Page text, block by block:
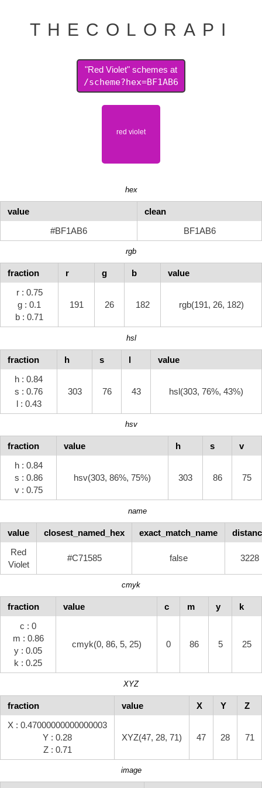
THECOLORAPI
"Red Violet" schemes at
/scheme?hex=BF1AB6
hex
value
clean
#BF1AB6
BF1AB6
rgb
fraction r g b
value
r : 0.75
g : 0.1
b : 0.71
191 26 182 rgb(191, 26, 182)
hsl
fraction h s l
value
h : 0.84
s : 0.76
l : 0.43
303 76 43 hsl(303, 76%, 43%)
hsv
fraction value h s
v
h : 0.84
s : 0.86
v : 0.75
hsv(303, 86%, 75%) 303 86 75
name
value closest_named_hex exact_match_name
Red
Violet
#C71585 false 3228
cmyk
fraction value c m y
k
c : 0
m : 0.86
y : 0.05
k : 0.25
cmyk(0, 86, 5, 25) 0 86 5 25
XYZ
fraction value X Y
Z
X : 0.47000000000000003
Y : 0.28
Z : 0.71
XYZ(47, 28, 71) 47 28 71
image